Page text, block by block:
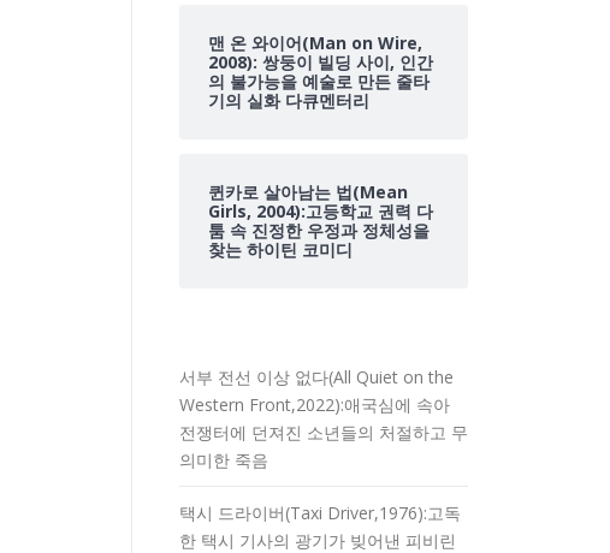
맨 온 와이어(Man on Wire,
2008): 쌍둥이 빌딩 사이, 인간
의 불가능을 예술로 만든 줄타
기의 실화 다큐멘터리
퀸카로 살아남는 법(Mean
Girls, 2004):고등학교 권력 다
툼 속 진정한 우정과 정체성을
찾는 하이틴 코미디
서부 전선 이상 없다(All Quiet on the
Western Front,2022):애국심에 속아
전쟁터에 던져진 소년들의 처절하고 무
의미한 죽음
택시 드라이버(Taxi Driver,1976):고독
한 택시 기사의 광기가 빚어낸 피비린